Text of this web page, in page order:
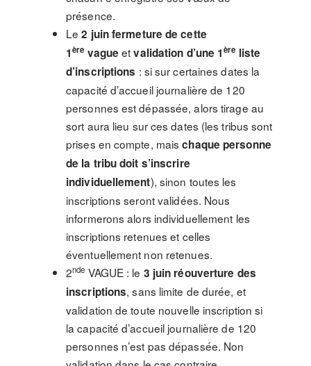
présence.
Le2 juin fermeture de cette
1ère vague etvalidation d’une 1ère liste
d’inscriptions : si sur certaines dates la
capacité d’accueil journalière de 120
personnes est dépassée, alors tirage au
sort aura lieu sur ces dates (les tribus sont
prises en compte, maischaque personne
de la tribu doit s’inscrire
individuellement), sinon toutes les
inscriptions seront validées. Nous
informerons alors individuellement les
inscriptions retenues et celles
éventuellement non retenues.
2nde VAGUE : le 3 juin réouverture des
inscriptions, sans limite de durée, et
validation de toute nouvelle inscription si
la capacité d’accueil journalière de 120
personnes n’est pas dépassée. Non